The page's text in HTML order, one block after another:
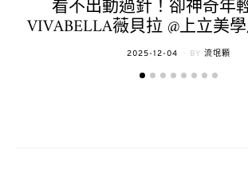
看不出動過針！卻神奇年
VIVABELLA薇貝拉 @上立美
POSTED
2025-12-04 BY 流氓顆